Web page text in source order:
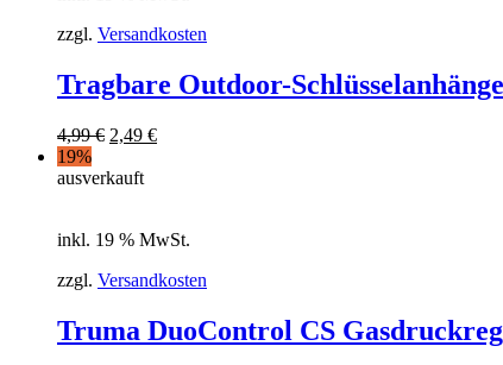
zzgl. Versandkosten
Tragbare Outdoor-
4,99€ 2,49 €
19%
ausverkauft
inkl. 19 % MwSt.
zzgl. Versandkosten
Truma DuoControl CS